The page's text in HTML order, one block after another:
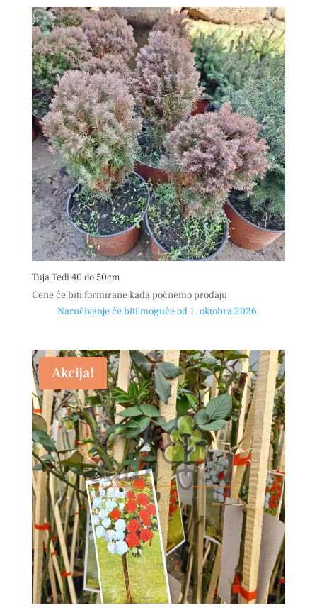
Tuja Tedi 40 do 50cm
Cene će biti formirane kada počnemo prodaju
Naručivanje će biti moguće od 1. oktobra 2026.
Akcija!